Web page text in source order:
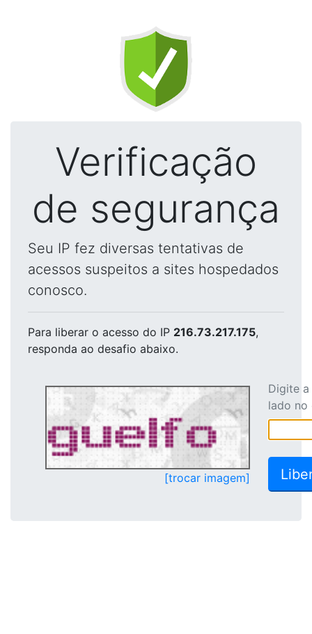
Verificação
de segurança
Seu IP fez diversas tentativas de
acessos suspeitos a sites hospedados
conosco.
Para liberar o acesso do IP 216.73.217.175,
responda ao desafio abaixo.
[trocar imagem]
Digite
lado no